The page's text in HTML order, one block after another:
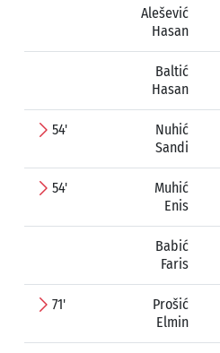
Alešević
Hasan
Baltić
Hasan
54'
Nuhić
Sandi
54'
Muhić
Enis
Babić
Faris
71'
Prošić
Elmin